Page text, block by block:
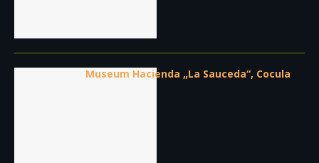
Museum Hacienda „La Sauceda“, Cocula